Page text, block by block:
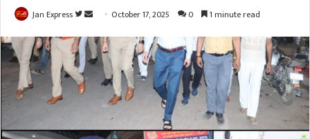
Jan Express
F
l
l
o
n
n
d
m
October 17, 2025 0 1 minute read